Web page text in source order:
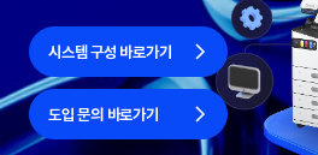
시스템 구성 바로가기
도입 문의 바로가기